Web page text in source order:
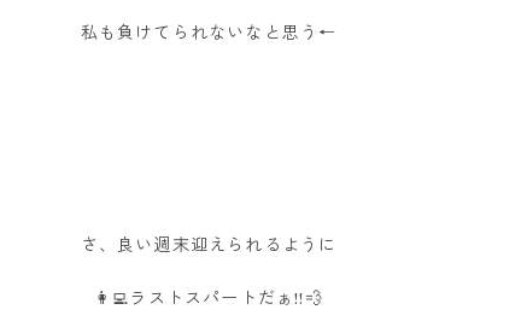
私も負けてられないなと思う←
さ、良い週末迎えられるように
👩‍💻ラストスパートだぁ!!💨